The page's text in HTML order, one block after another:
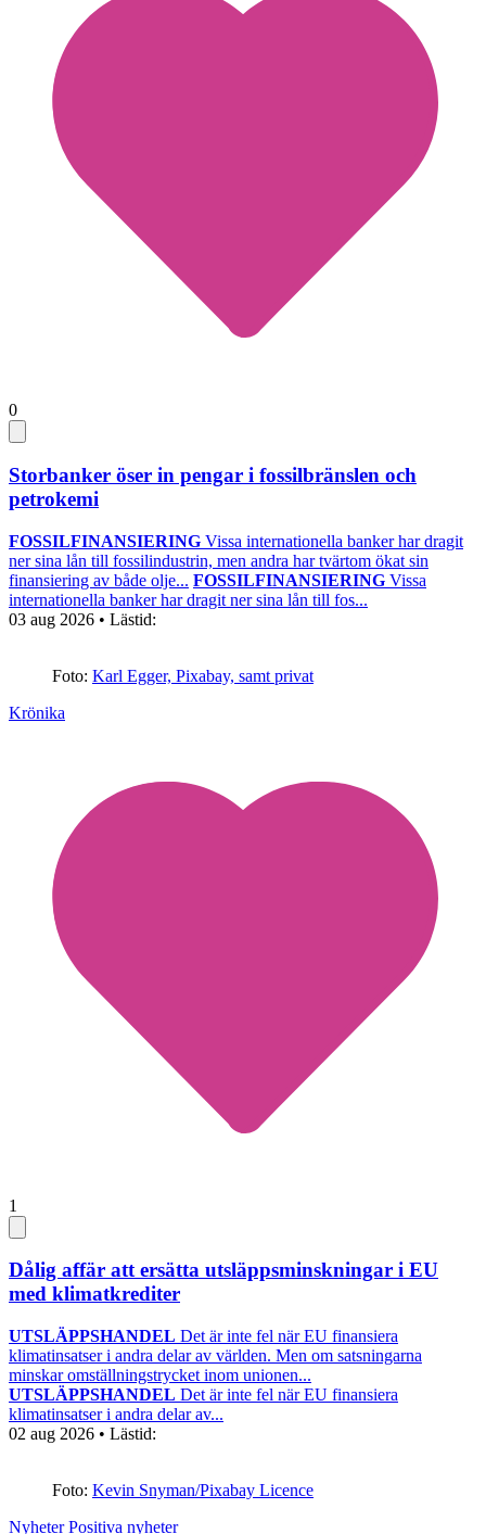
0
Storbanker öser in pengar i fossilbränslen och
petrokemi
FOSSILFINANSIERING Vissa internationella banker har dragit
ner sina lån till fossilindustrin, men andra har tvärtom ökat sin
finansiering av både olje... FOSSILFINANSIERING Vissa
internationella banker har dragit ner sina lån till fos...
03 aug 2026 • Lästid:
Foto: Karl Egger, Pixabay, samt privat
Krönika
1
Dålig affär att ersätta utsläppsminskningar i EU
med klimatkrediter
UTSLÄPPSHANDEL Det är inte fel när EU finansiera
klimatinsatser i andra delar av världen. Men om satsningarna
minskar omställningstrycket inom unionen...
UTSLÄPPSHANDEL Det är inte fel när EU finansiera
klimatinsatser i andra delar av...
02 aug 2026 • Lästid:
Foto: Kevin Snyman/Pixabay Licence
Nyheter Positiva nyheter